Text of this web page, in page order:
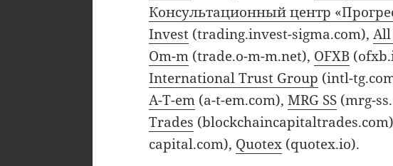
Консультационный центр
Invest (trading.invest-sigma.com),
Om-m (trade.o-m-m.net), OFXB
International Trust Group (intl-
A-T-em (a-t-em.com),MRG SS (mrg-
Trades
capital.com), Quotex (quotex.io).